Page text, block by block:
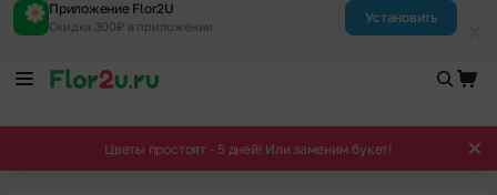
Приложение Flor2U
Скидка 300₽ в приложении
Установить
Цветы простоят - 5 дней! Или заменим букет!